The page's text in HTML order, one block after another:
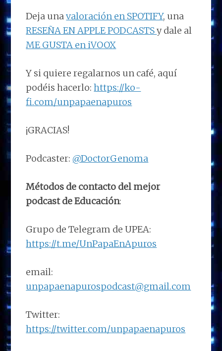
Deja unavaloración en SPOTIFY, una
RESEÑA EN APPLE PODCASTSy dale al
ME GUSTA en iVOOX
Y si quiere regalarnos un café, aquí
podéis hacerlo:https://ko-
fi.com/unpapaenapuros
¡GRACIAS!
Podcaster: @DoctorGenoma
Métodos de contacto del mejor
podcast de Educación:
Grupo de Telegram de UPEA:
https://t.me/UnPapaEnApuros
email:
unpapaenapurospodcast@gmail.com
Twitter:
https://twitter.com/unpapaenapuros